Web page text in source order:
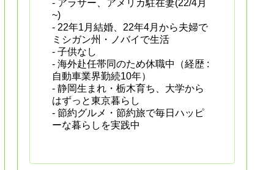
- アラサー、アメリカ駐在妻(22/4月
~)
- 22年1月結婚、22年4月から夫婦で
ミシガン州・ノバイで生活
- 子供なし
- 海外赴任帯同のため休職中（経歴 :
自動車業界勤続10年）
- 静岡生まれ・栃木育ち、大学から
はずっと東京暮らし
- 節約グルメ・節約旅で毎日ハッピ
ーな暮らしを実践中